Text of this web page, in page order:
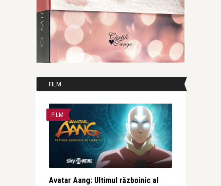
FILM
FILM
Avatar Aang: Ultimul războinic al